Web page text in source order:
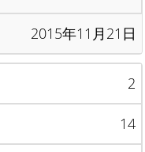
2015年11月21日
2
14